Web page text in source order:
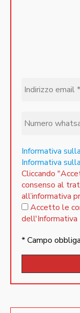
Informativa
Informativa
Cliccando
consenso al
all’informativa
Accetto le
* Campo